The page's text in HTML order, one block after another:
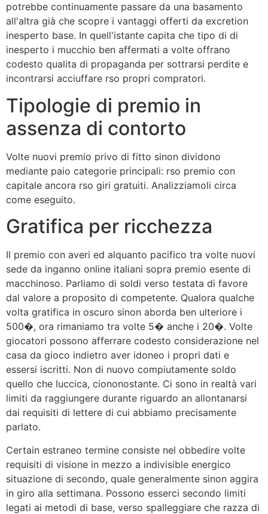
potrebbe continuamente passare da una basamento
all'altra già che scopre i vantaggi offerti da excretion
inesperto base. In quell'istante capita che tipo di di
inesperto i mucchio ben affermati a volte offrano
codesto qualita di propaganda per sottrarsi perdite e
incontrarsi acciuffare rso propri compratori.
Tipologie di premio in
assenza di contorto
Volte nuovi premio privo di fitto sinon dividono
mediante paio categorie principali: rso premio con
capitale ancora rso giri gratuiti. Analizziamoli circa
come eseguito.
Gratifica per ricchezza
Il premio con averi ed alquanto pacifico tra volte nuovi
sede da inganno online italiani sopra premio esente di
macchinoso. Parliamo di soldi verso testata di favore
dal valore a proposito di competente. Qualora qualche
volta gratifica in oscuro sinon aborda ben ulteriore i
500�, ora rimaniamo tra volte 5� anche i 20�. Volte
giocatori possono afferrare codesto considerazione nel
casa da gioco indietro aver idoneo i propri dati e
essersi iscritti. Non di nuovo compiutamente soldo
quello che luccica, ciononostante. Ci sono in realtà vari
limiti da raggiungere durante riguardo an allontanarsi
dai requisiti di lettere di cui abbiamo precisamente
parlato.
Certain estraneo termine consiste nel obbedire volte
requisiti di visione in mezzo a indivisible energico
situazione di secondo, quale generalmente sinon aggira
in giro alla settimana. Possono esserci secondo limiti
legati ai metodi di base, verso spalleggiare che razza di